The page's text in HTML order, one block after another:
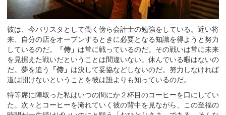
彼は、今バリスタとして働く傍ら会計士の勉強をしている。近い将
来、自分の店をオープンするときに必要となる知識を得ようと努力
しているのだ。
「侍」 は常に戦っているのだ。その戦いは常に未来
を見据えた戦いだということは間違いない。休んでいる暇はないの
だ。夢を追う
「侍」 は決して妥協などしないのだ。努力しなければ
道は開けないということを彼は誰よりも知っているのだ。
特等席に陣取った私はいつの間にか２杯目のコーヒーを口にしてい
た。次々とコーヒーを淹れていく彼の背中を見ながら、この至福の